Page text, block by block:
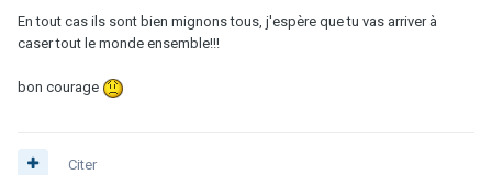
En tout cas ils sont bien mignons tous, j'espère que tu vas arriver à
caser tout le monde ensemble!!!
bon courage
Citer